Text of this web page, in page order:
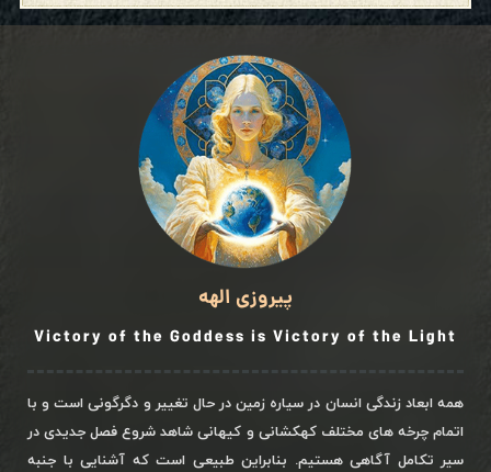
پیروزی الهه
Victory of the Goddess is Victory of the Light
همه ابعاد زندگی انسان در سیاره زمین در حال تغییر و دگرگونی است و با
اتمام چرخه های مختلف کهکشانی و کیهانی شاهد شروع فصل جدیدی در
سیر تکامل آگاهی هستیم. بنابراین طبیعی است که آشنایی با جنبه